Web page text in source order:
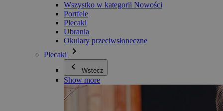
Wszystko w kategorii Nowości
Portfele
Plecaki
Ubrania
Okulary przeciwsłoneczne
Plecaki
Wstecz
Show more